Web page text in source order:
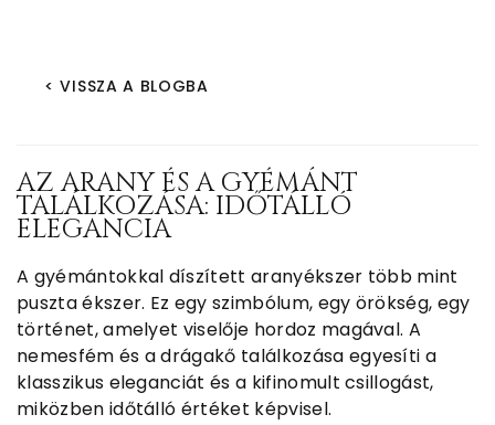
< VISSZA A BLOGBA
AZ ARANY ÉS A GYÉMÁNT
TALÁLKOZÁSA: IDŐTÁLLÓ
ELEGANCIA
A gyémántokkal díszített aranyékszer több mint
puszta ékszer. Ez egy szimbólum, egy örökség, egy
történet, amelyet viselője hordoz magával. A
nemesfém és a drágakő találkozása egyesíti a
klasszikus eleganciát és a kifinomult csillogást,
miközben időtálló értéket képvisel.